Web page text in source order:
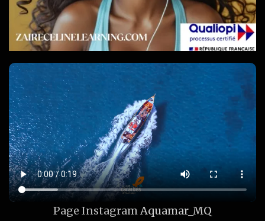
Page Instagram Aquamar_MQ